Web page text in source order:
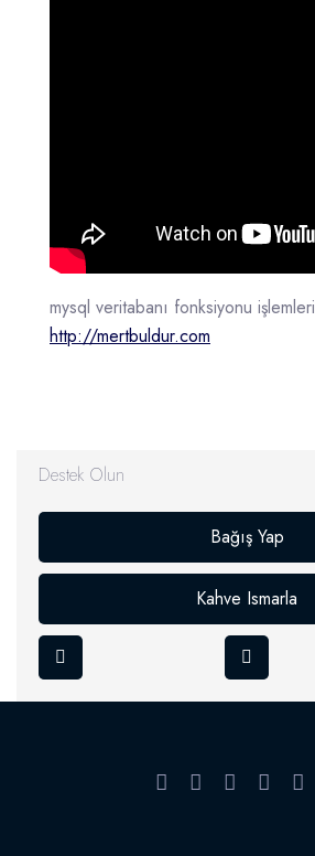
mysql veritabanı fonksiyonu işlemleri
http://mertbuldur.com
Destek Olun
Bağış Yap
Kahve Ismarla